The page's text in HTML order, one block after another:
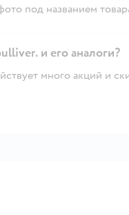
под названием
и его аналоги?
много акций и